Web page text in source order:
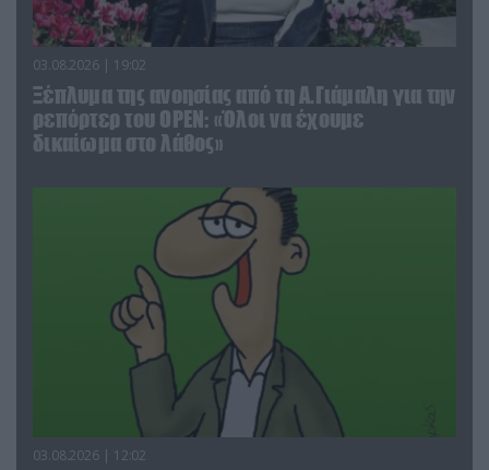
03.08.2026 | 19:02
Ξέπλυμα της ανοησίας από τη Α.Γιάμαλη για την
ρεπόρτερ του ΟΡΕΝ: «Όλοι να έχουμε
δικαίωμα στο λάθος»
03.08.2026 | 12:02